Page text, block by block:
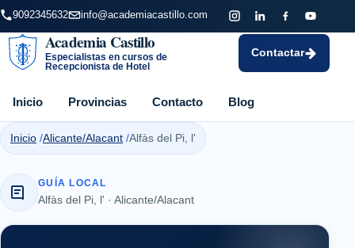
9092345632 info@academiacastillo.com
Academia Castillo
Especialistas en cursos de
Recepcionista de Hotel
Inicio Provincias Contacto Blog
Contactar
Inicio Alicante/Alacant Alfàs del Pi, l'
GUÍA LOCAL
Alfàs del Pi, l' · Alicante/Alacant